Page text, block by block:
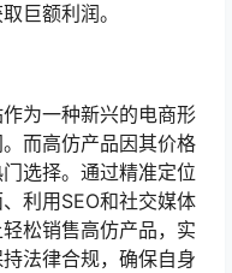
巨额利润。
为一种新兴的电商形
而高仿产品因其价格
选择。通过精准定位
利用SEO和社交媒体
松销售高仿产品，实
法律合规，确保自身